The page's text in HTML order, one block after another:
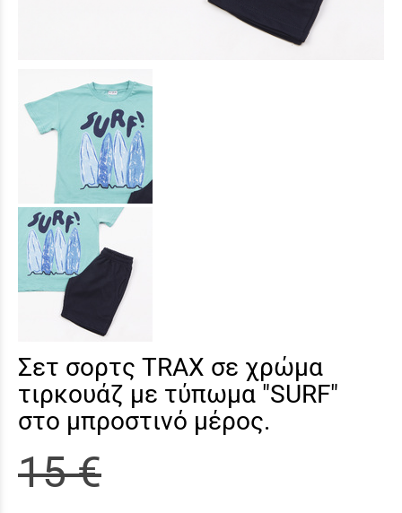
Σετ σορτς TRAX σε χρώμα
τιρκουάζ με τύπωμα "SURF"
στο μπροστινό μέρος.
15 €